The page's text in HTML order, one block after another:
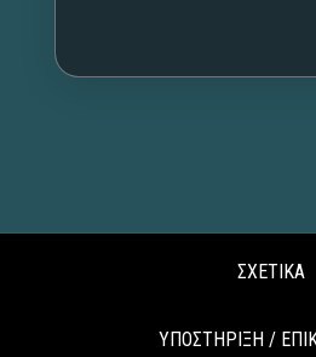
ΣΧΕΤΙΚΑ
ΥΠΟΣΤΗΡΙΞΗ /